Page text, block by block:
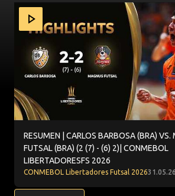
RESUMEN | CARLOS BARBOSA
CONMEBOL Libertadores Futsal 202631.05.26
RESUMEN | CARLOS BARBOSA (BRA) VS.
FUTSAL (BRA) (2 (7) - (6) 2)| CONMEBOL
LIBERTADORESFS 2026